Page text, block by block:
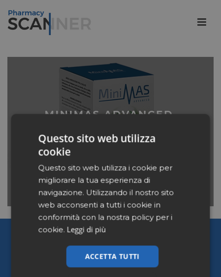
MINIMAS ADVANCED
Pharmacy Scanner
Questo sito web utilizza
cookie
Questo sito web utilizza i cookie per
migliorare la tua esperienza di
navigazione. Utilizzando il nostro sito
web acconsenti a tutti i cookie in
conformità con la nostra policy per i
cookie. Leggi di più
ACCETTA TUTTI